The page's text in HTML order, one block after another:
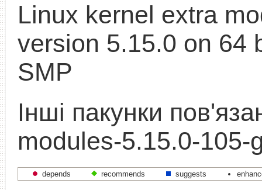
Linux kernel extra
version 5.15.0 on 64
SMP
Інші пакунки
modules-5.15.0-105-
depends recommends suggests